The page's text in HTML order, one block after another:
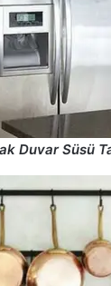
Duvar Süsü